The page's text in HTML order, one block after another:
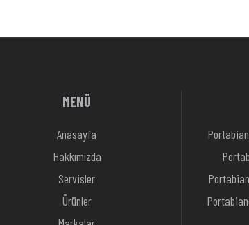
MENÜ
Anasayfa
Hakkımızda
Servisler
Ürünler